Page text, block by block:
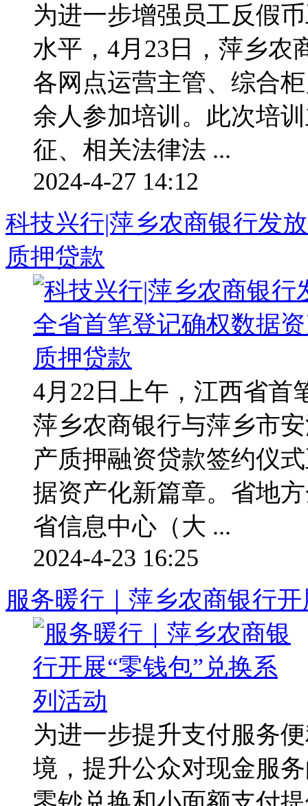
为进一步增强员工反假
水平，4月23日，萍乡农
各网点运营主管、综合
余人参加培训。此次培
征、相关法律法 ...
2024-4-27 14:12
科技兴行|萍乡农商银行发
质押贷款
4月22日上午，江西省
萍乡农商银行与萍乡市
产质押融资贷款签约仪
据资产化新篇章。省地
省信息中心（大 ...
2024-4-23 16:25
服务暖行｜萍乡农商银行
为进一步提升支付服务
境，提升公众对现金服